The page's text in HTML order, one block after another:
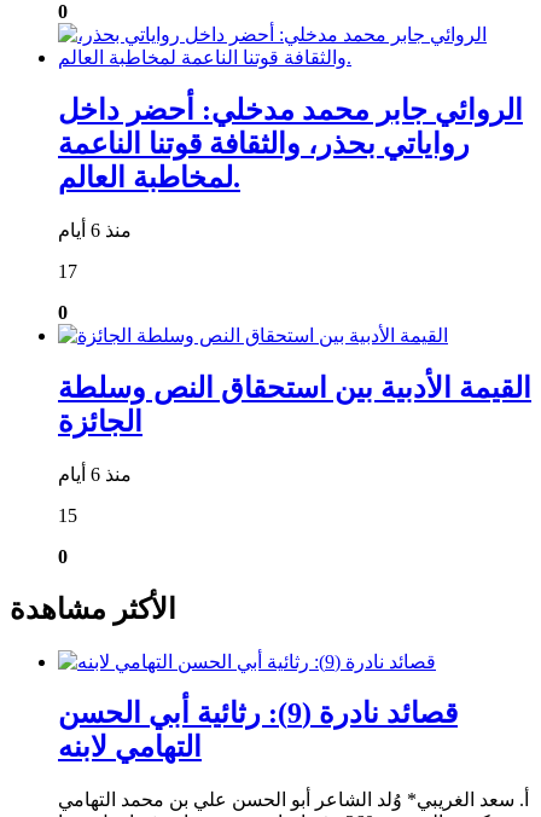
0
الروائي جابر محمد مدخلي: أحضر داخل
رواياتي بحذر، والثقافة قوتنا الناعمة
لمخاطبة العالم.
منذ 6 أيام
17
0
القيمة الأدبية بين استحقاق النص وسلطة
الجائزة
منذ 6 أيام
15
0
الأكثر مشاهدة
قصائد نادرة (9): رثائية أبي الحسن
التهامي لابنه
أ. سعد الغريبي* وُلد الشاعر أبو الحسن علي بن محمد التهامي